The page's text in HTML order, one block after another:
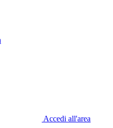
Accedi all'area